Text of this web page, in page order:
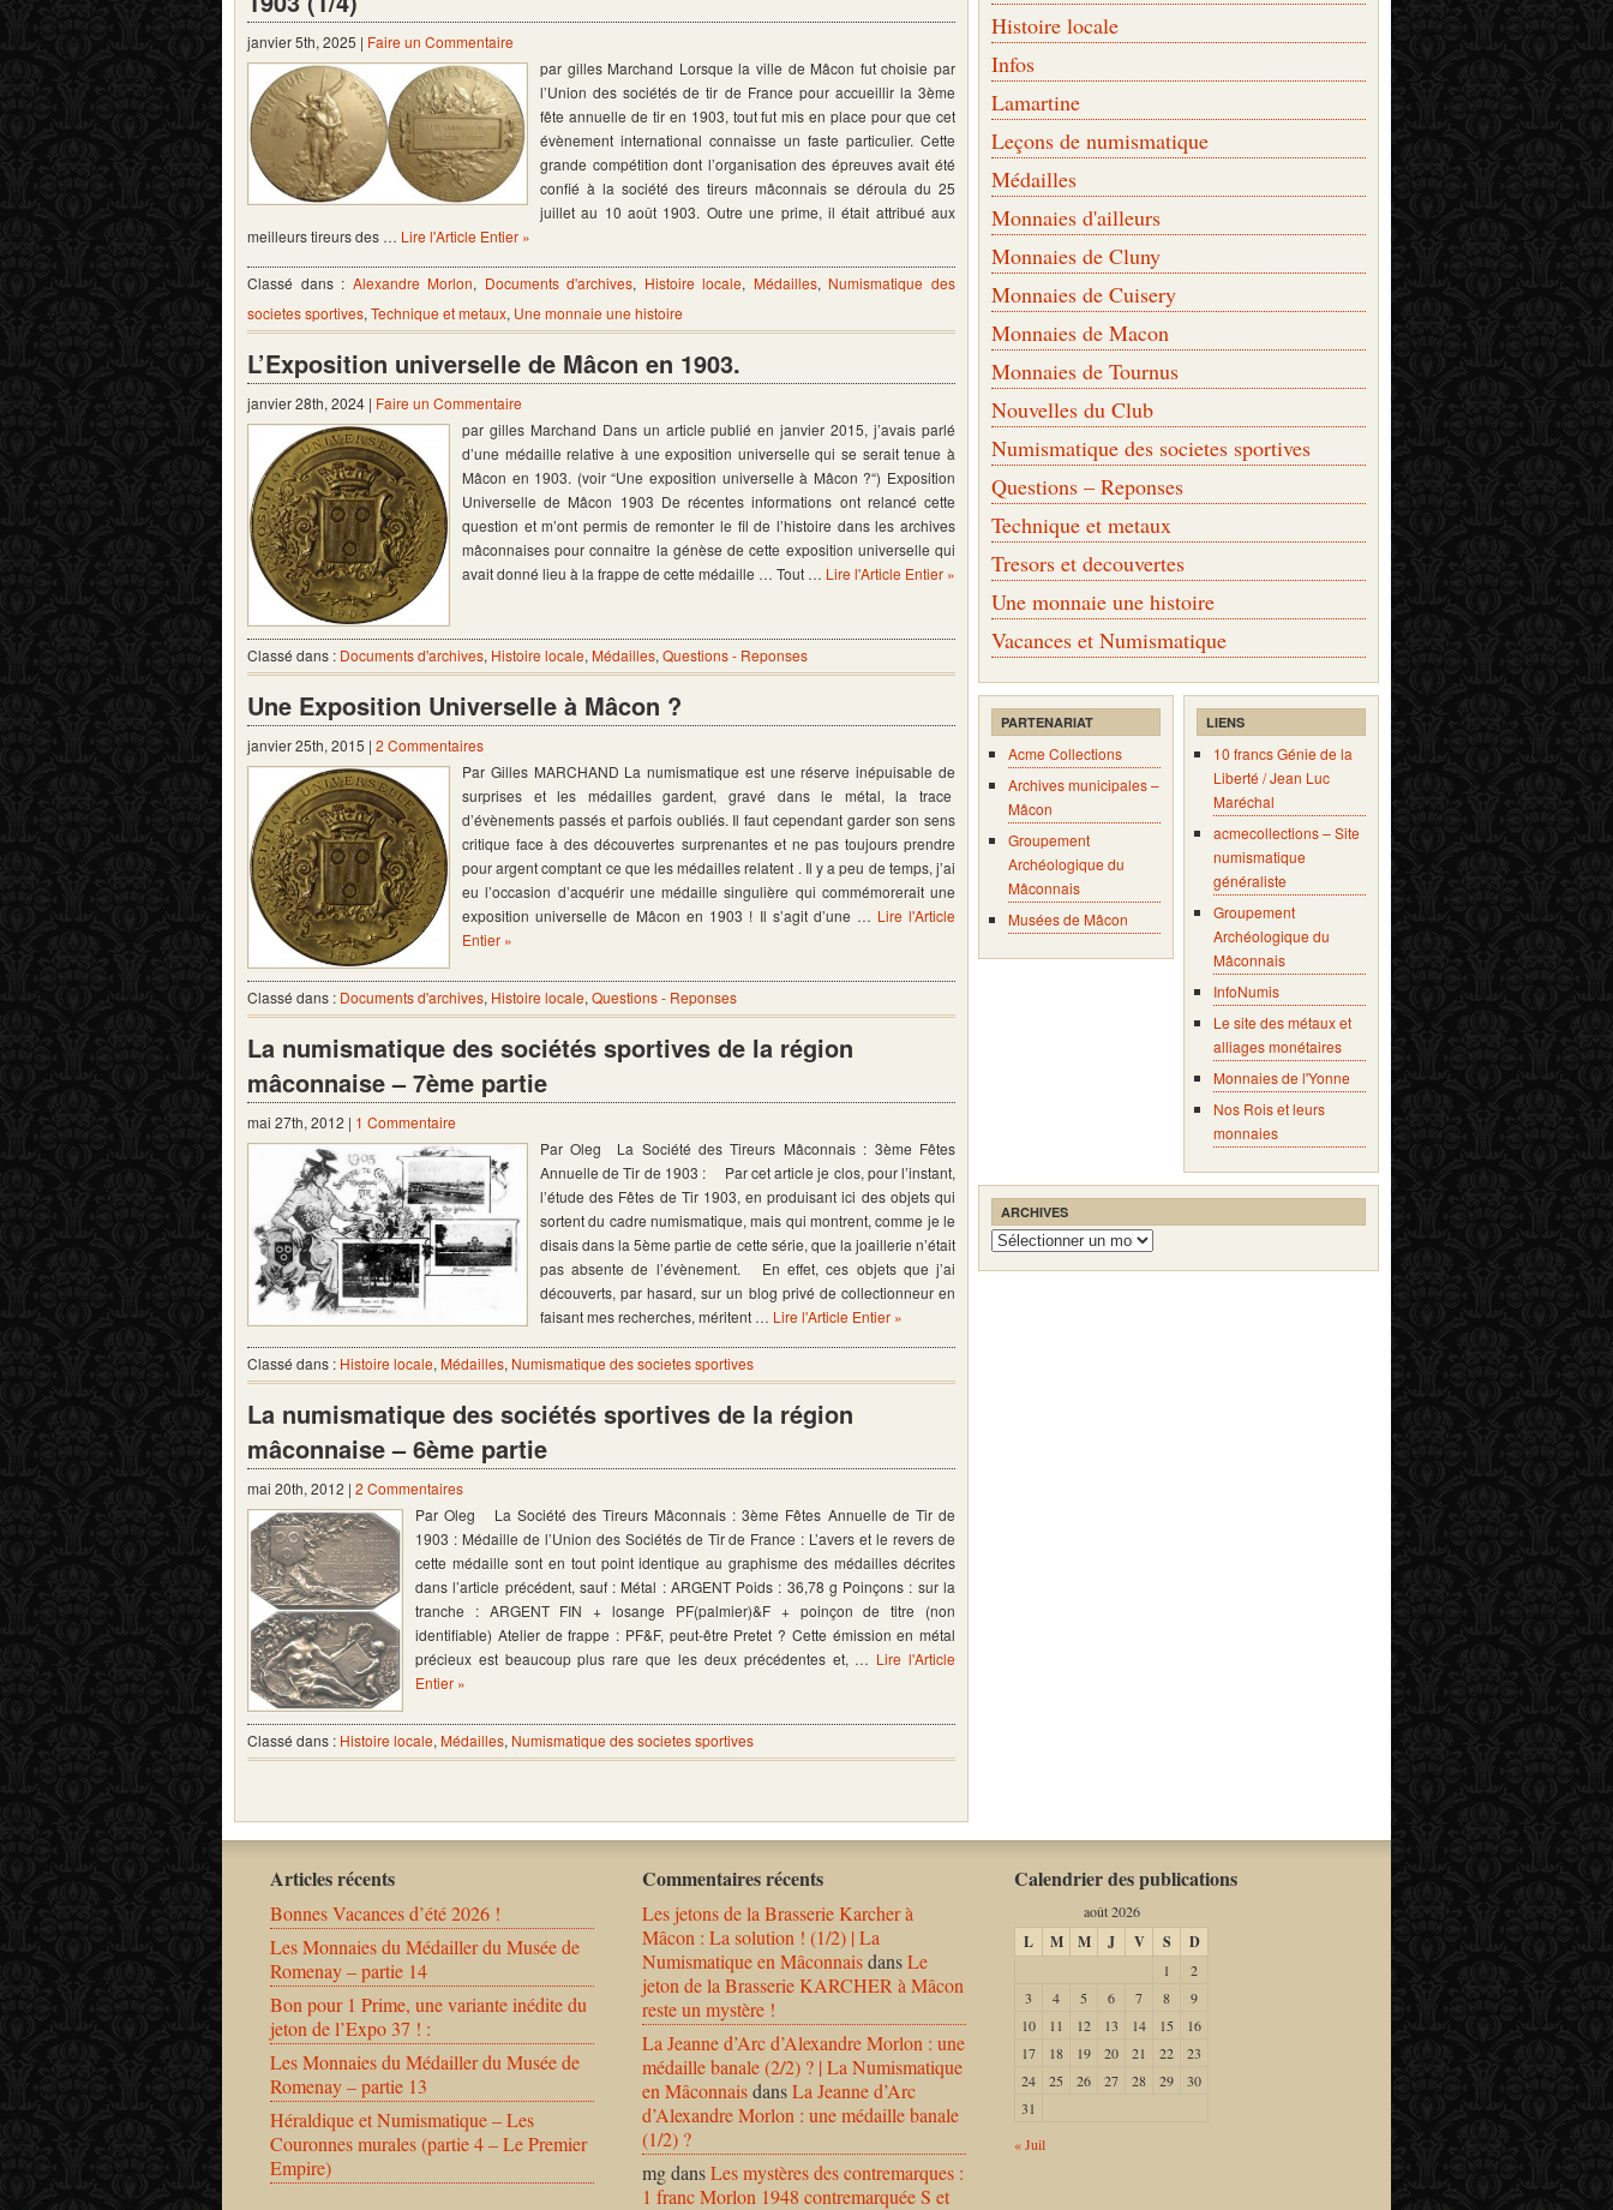
janvier 5th, 2025 | Faire un Commentaire
par gilles Marchand Lorsque la ville de Mâcon fut choisie par
l’Union des sociétés de tir de France pour accueillir la 3ème
fête annuelle de tir en 1903, tout fut mis en place pour que cet
évènement international connaisse un faste particulier. Cette
grande compétition dont l’organisation des épreuves avait été
confié à la société des tireurs mâconnais se déroula du 25
juillet au 10 août 1903. Outre une prime, il était attribué aux
meilleurs tireurs des … Lire l'Article Entier »
Classé dans : Alexandre Morlon, Documents d'archives, Histoire locale, Médailles, Numismatique des
societes sportives, Technique et metaux, Une monnaie une histoire
L’Exposition universelle de Mâcon en 1903.
janvier 28th, 2024 | Faire un Commentaire
par gilles Marchand Dans un article publié en janvier 2015, j’avais parlé
d’une médaille relative à une exposition universelle qui se serait tenue à
Mâcon en 1903. (voir “Une exposition universelle à Mâcon ?“) Exposition
Universelle de Mâcon 1903 De récentes informations ont relancé cette
question et m’ont permis de remonter le fil de l’histoire dans les archives
mâconnaises pour connaitre la génèse de cette exposition universelle qui
avait donné lieu à la frappe de cette médaille … Tout … Lire l'Article Entier »
Classé dans : Documents d'archives, Histoire locale, Médailles, Questions - Reponses
Une Exposition Universelle à Mâcon ?
janvier 25th, 2015 | 2 Commentaires
Par Gilles MARCHAND La numismatique est une réserve inépuisable de
surprises et les médailles gardent, gravé dans le métal, la trace
d’évènements passés et parfois oubliés. Il faut cependant garder son sens
critique face à des découvertes surprenantes et ne pas toujours prendre
pour argent comptant ce que les médailles relatent . Il y a peu de temps, j’ai
eu l’occasion d’acquérir une médaille singulière qui commémorerait une
exposition universelle de Mâcon en 1903 ! Il s’agit d’une … Lire l'Article
Entier »
Classé dans : Documents d'archives, Histoire locale, Questions - Reponses
La numismatique des sociétés sportives de la région
mâconnaise – 7ème partie
mai 27th, 2012 | 1 Commentaire
Par Oleg La Société des Tireurs Mâconnais : 3ème Fêtes
Annuelle de Tir de 1903 : Par cet article je clos, pour l’instant,
l’étude des Fêtes de Tir 1903, en produisant ici des objets qui
sortent du cadre numismatique, mais qui montrent, comme je le
disais dans la 5ème partie de cette série, que la joaillerie n’était
pas absente de l’évènement. En effet, ces objets que j’ai
découverts, par hasard, sur un blog privé de collectionneur en
faisant mes recherches, méritent … Lire l'Article Entier »
Classé dans : Histoire locale, Médailles, Numismatique des societes sportives
La numismatique des sociétés sportives de la région
mâconnaise – 6ème partie
mai 20th, 2012 | 2 Commentaires
Par Oleg La Société des Tireurs Mâconnais : 3ème Fêtes Annuelle de Tir de
1903 : Médaille de l’Union des Sociétés de Tir de France : L’avers et le revers de
cette médaille sont en tout point identique au graphisme des médailles décrites
dans l’article précédent, sauf : Métal : ARGENT Poids : 36,78 g Poinçons : sur la
tranche : ARGENT FIN + losange PF(palmier)&F + poinçon de titre (non
identifiable) Atelier de frappe : PF&F, peut-être Pretet ? Cette émission en métal
précieux est beaucoup plus rare que les deux précédentes et, … Lire l'Article
Entier »
Classé dans : Histoire locale, Médailles, Numismatique des societes sportives
Histoire locale
Infos
Lamartine
Leçons de numismatique
Médailles
Monnaies d'ailleurs
Monnaies de Cluny
Monnaies de Cuisery
Monnaies de Macon
Monnaies de Tournus
Nouvelles du Club
Numismatique des societes sportives
Questions – Reponses
Technique et metaux
Tresors et decouvertes
Une monnaie une histoire
Vacances et Numismatique
PARTENARIAT
Acme Collections
Archives municipales –
Mâcon
Groupement
Archéologique du
Mâconnais
Musées de Mâcon
LIENS
10 francs Génie de la
Liberté / Jean Luc
Maréchal
acmecollections – Site
numismatique
généraliste
Groupement
Archéologique du
Mâconnais
InfoNumis
Le site des métaux et
alliages monétaires
Monnaies de l'Yonne
Nos Rois et leurs
monnaies
ARCHIVES
Archives
Articles récents
Bonnes Vacances d’été 2026 !
Les Monnaies du Médailler du Musée de
Romenay – partie 14
Bon pour 1 Prime, une variante inédite du
jeton de l’Expo 37 ! :
Les Monnaies du Médailler du Musée de
Romenay – partie 13
Héraldique et Numismatique – Les
Couronnes murales (partie 4 – Le Premier
Empire)
Commentaires récents
Les jetons de la Brasserie Karcher à
Mâcon : La solution ! (1/2) | La
Numismatique en MâconnaisdansLe
jeton de la Brasserie KARCHER à Mâcon
reste un mystère !
La Jeanne d’Arc d’Alexandre Morlon : une
médaille banale (2/2) ? | La Numismatique
en MâconnaisdansLa Jeanne d’Arc
d’Alexandre Morlon : une médaille banale
(1/2) ?
mgdansLes mystères des contremarques :
1 franc Morlon 1948 contremarquée S et
Calendrier des publications
août 2026
L M M J V S D
1
2
3
4 5 6 7 8
9
10
11 12 13 14 15
16
17
18 19 20 21 22
23
24
25 26 27 28 29
30
31
« Juil